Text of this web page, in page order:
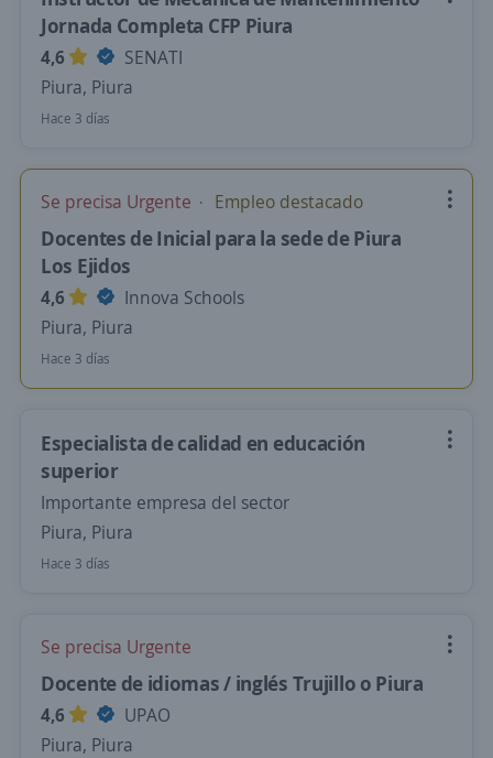
Jornada Completa CFP Piura
4,6
SENATI
Piura, Piura
Hace 3 días
Se precisa Urgente Empleo destacado
Docentes de Inicial para la sede de Piura
Los Ejidos
4,6
Innova Schools
Piura, Piura
Hace 3 días
Especialista de calidad en educación
superior
Importante empresa del sector
Piura, Piura
Hace 3 días
Se precisa Urgente
Docente de idiomas / inglés Trujillo o Piura
4,6
UPAO
Piura, Piura